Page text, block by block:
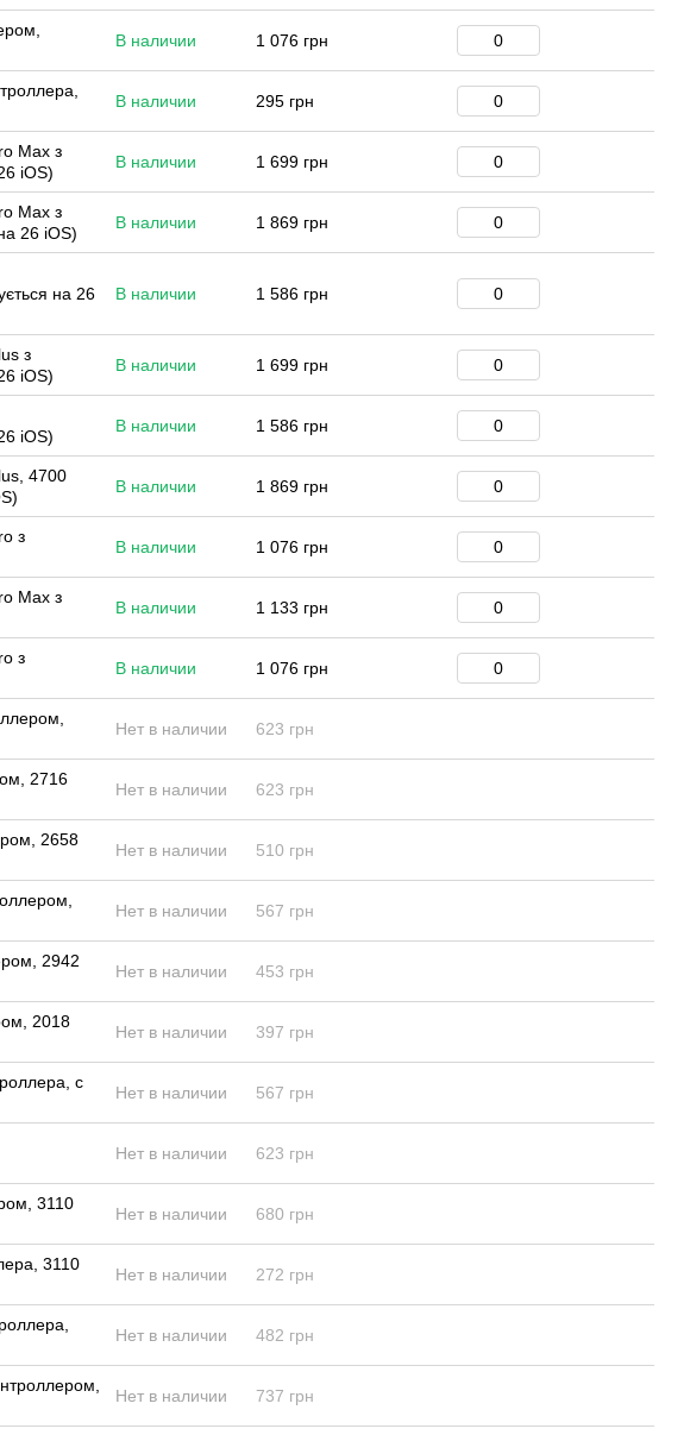
В наличии 1 076 грн
В наличии 295 грн
Max з
iOS)
В наличии 1 699 грн
Max з
26 iOS)
В наличии 1 869 грн
на 26
В наличии 1 586 грн
з
iOS)
В наличии 1 699 грн
iOS)
В наличии 1 586 грн
4700
В наличии 1 869 грн
з
В наличии 1 076 грн
Max з
В наличии 1 133 грн
з
В наличии 1 076 грн
Нет в наличии 623 грн
2716
Нет в наличии 623 грн
2658
Нет в наличии 510 грн
Нет в наличии 567 грн
2942
Нет в наличии 453 грн
2018
Нет в наличии 397 грн
с
Нет в наличии 567 грн
Нет в наличии 623 грн
3110
Нет в наличии 680 грн
3110
Нет в наличии 272 грн
Нет в наличии 482 грн
Нет в наличии 737 грн